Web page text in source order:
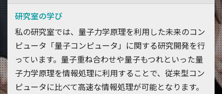
研究室の学び
私の研究室では、量子力学原理を利用した未来のコン
ピュータ「量子コンピュータ」に関する研究開発を行
っています。量子重ね合わせや量子もつれといった量
子力学原理を情報処理に利用することで、従来型コン
ピュータに比べて高速な情報処理が可能となります。